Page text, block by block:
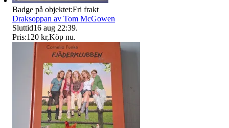
Badge på objektet:Fri frakt
Draksoppan av Tom McGowen
Sluttid16 aug 22:39.
Pris:120 kr,Köp nu.